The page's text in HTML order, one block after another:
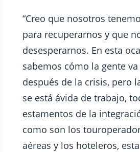
“Creo que nosotros
para recuperarnos y que
desesperarnos. En esta
sabemos cómo la gente
después de la crisis, pero
se está ávida de trabajo,
estamentos de la
como son los
aéreas y los hoteleros,